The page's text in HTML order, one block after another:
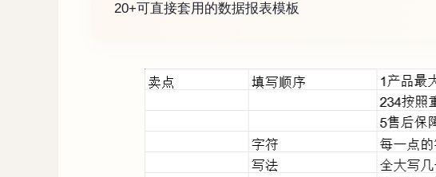
20+可直接套用的数据报表模板